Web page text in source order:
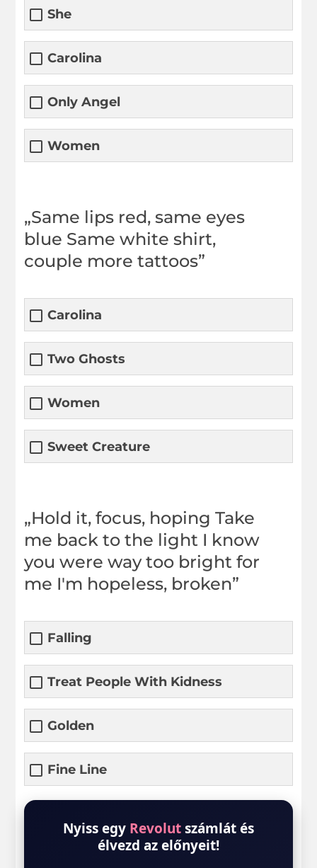
She
Carolina
Only Angel
Women
„Same lips red, same eyes
blue Same white shirt,
couple more tattoos”
Carolina
Two Ghosts
Women
Sweet Creature
„Hold it, focus, hoping Take
me back to the light I know
you were way too bright for
me I'm hopeless, broken”
Falling
Treat People With Kidness
Golden
Fine Line
Nyiss egy Revolutszámlát és
élvezd az előnyeit!